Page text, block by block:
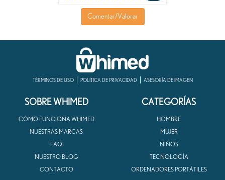
Comentar/Valorar
TÉRMINOS DE USO POLÍTICA DE PRIVACIDAD ASESORÍA DE IMAGEN
SOBRE WHIMED
CÓMO FUNCIONA WHIMED
NUESTRAS MARCAS
FAQ
NUESTRO BLOG
CONTACTO
CATEGORÍAS
HOMBRE
MUJER
NIÑOS
TECNOLOGÍA
ORDENADORES PORTÁTILES